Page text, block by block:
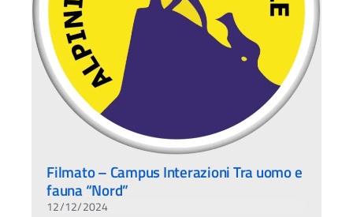
Filmato – Campus Interazioni Tra uomo e
fauna “Nord”
12/12/2024